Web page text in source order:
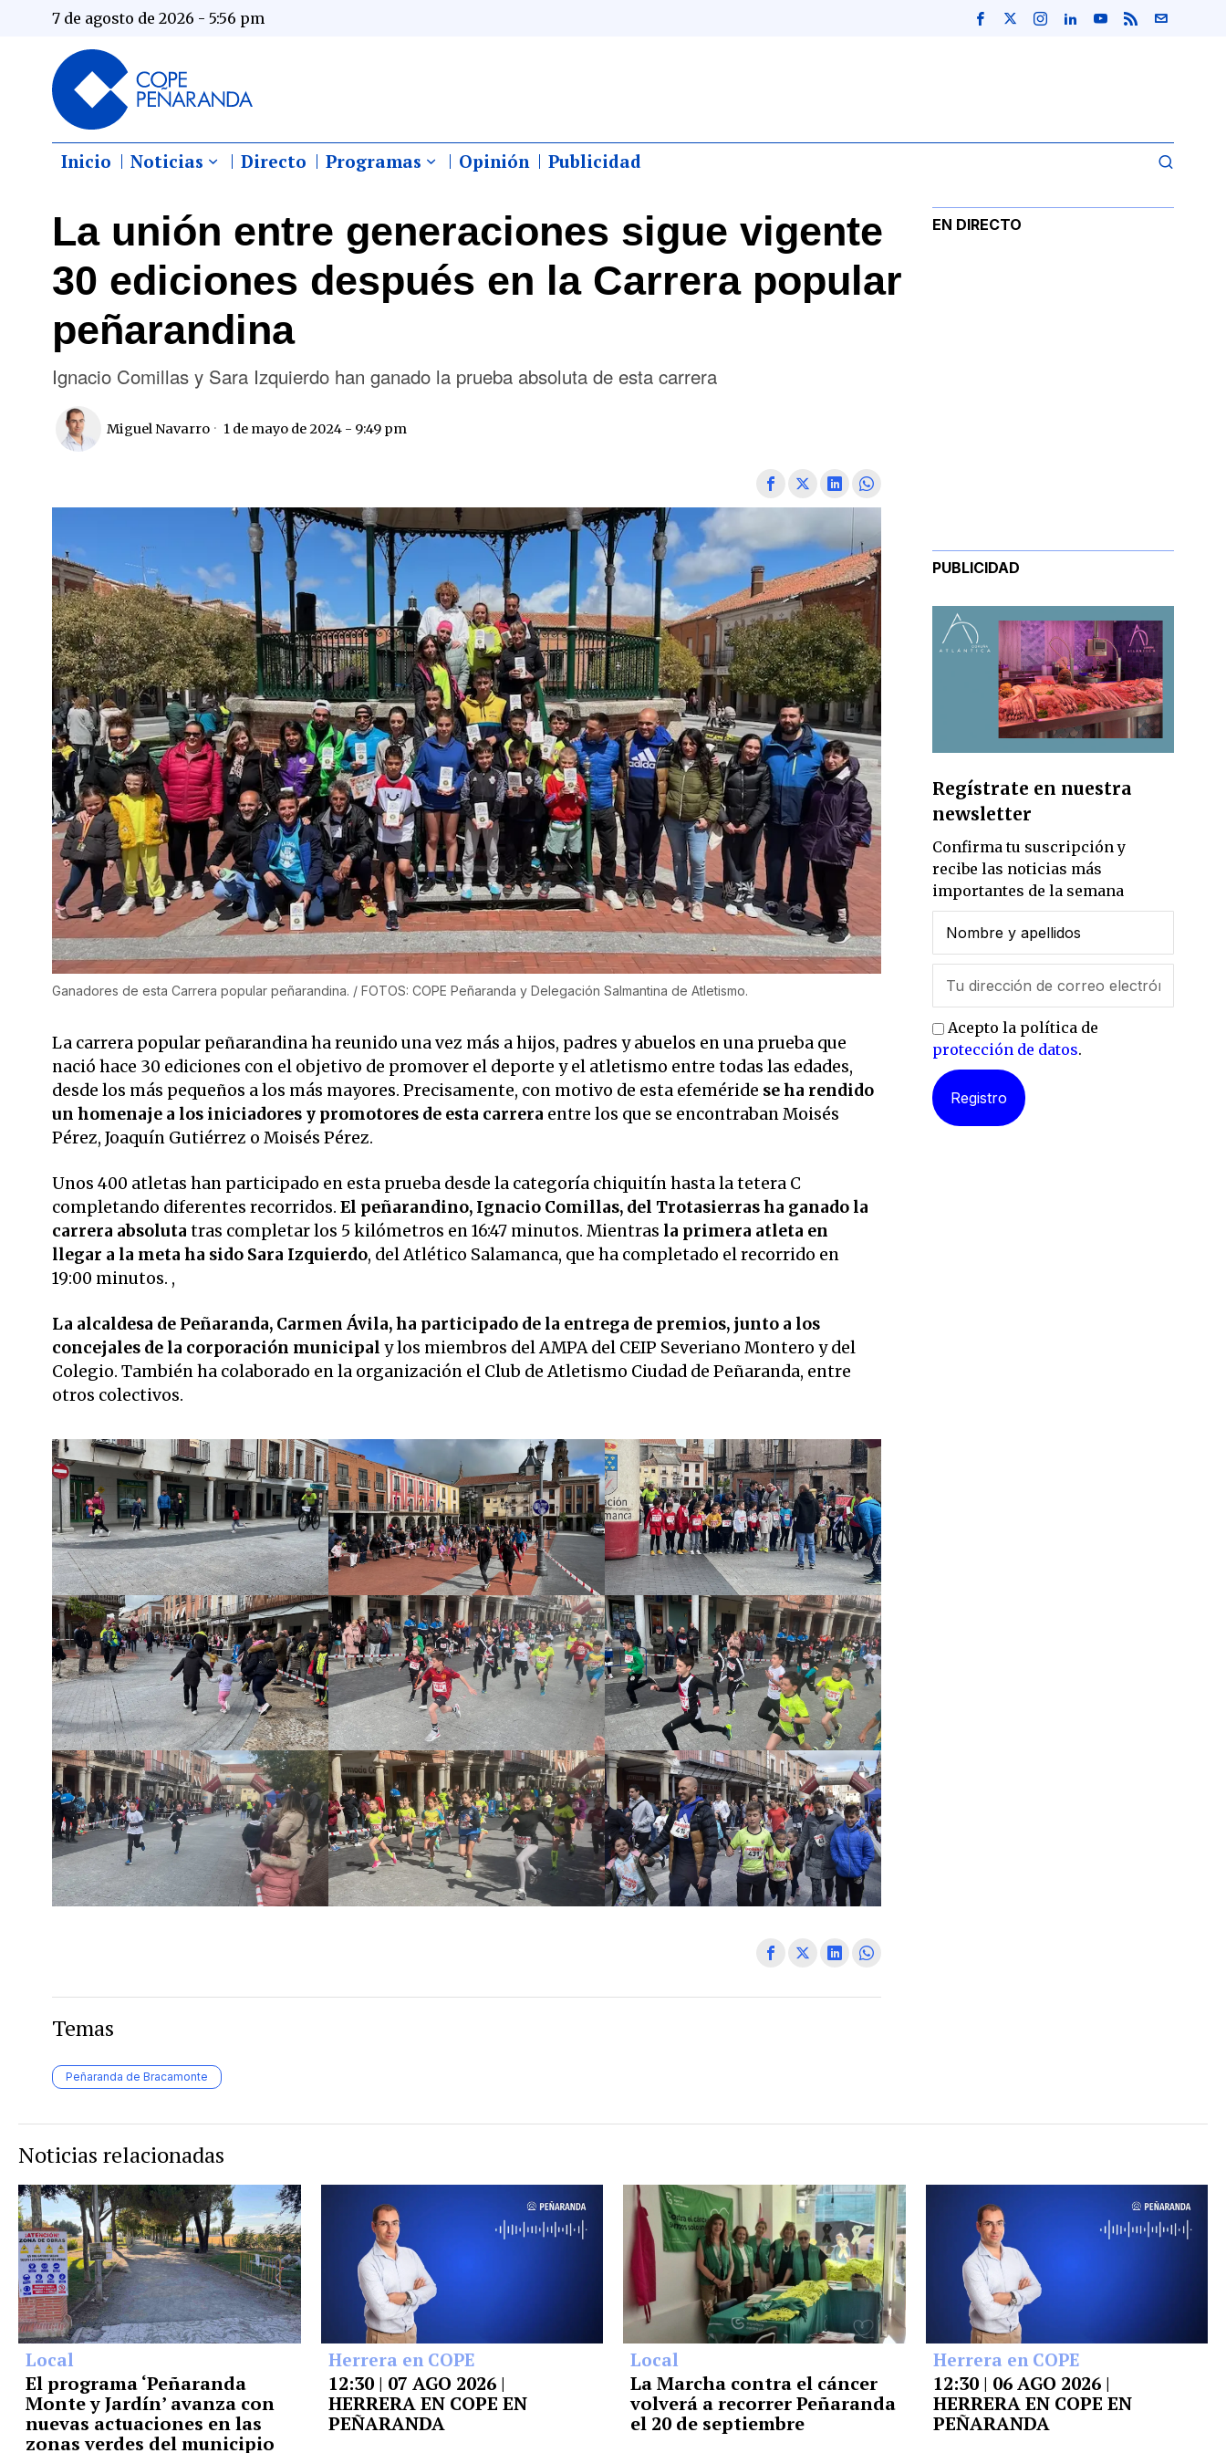
7 de agosto de 2026 - 5:56 pm
Inicio Noticias Directo Programas Opinión Publicidad
La unión entre generaciones sigue vigente
30 ediciones después en la Carrera popular
peñarandina
Ignacio Comillas y Sara Izquierdo han ganado la prueba absoluta de esta carrera
Miguel Navarro 1 de mayo de 2024 - 9:49 pm
Ganadores de esta Carrera popular peñarandina. / FOTOS: COPE Peñaranda y Delegación Salmantina de Atletismo.
La carrera popular peñarandina ha reunido una vez más a hijos, padres y abuelos en una prueba que
nació hace 30 ediciones con el objetivo de promover el deporte y el atletismo entre todas las edades,
desde los más pequeños a los más mayores. Precisamente, con motivo de esta efeméride se ha rendido
un homenaje a los iniciadores y promotores de esta carrera entre los que se encontraban Moisés
Pérez, Joaquín Gutiérrez o Moisés Pérez.
Unos 400 atletas han participado en esta prueba desde la categoría chiquitín hasta la tetera C
completando diferentes recorridos. El peñarandino, Ignacio Comillas, del Trotasierras ha ganado la
carrera absoluta tras completar los 5 kilómetros en 16:47 minutos. Mientras la primera atleta en
llegar a la meta ha sido Sara Izquierdo, del Atlético Salamanca, que ha completado el recorrido en
19:00 minutos. ,
La alcaldesa de Peñaranda, Carmen Ávila, ha participado de la entrega de premios, junto a los
concejales de la corporación municipal y los miembros del AMPA del CEIP Severiano Montero y del
Colegio. También ha colaborado en la organización el Club de Atletismo Ciudad de Peñaranda, entre
otros colectivos.
Temas
Peñaranda de Bracamonte
EN DIRECTO
PUBLICIDAD
Regístrate en nuestra
newsletter
Confirma tu suscripción y
recibe las noticias más
importantes de la semana
Acepto la política de
protección de datos.
Noticias relacionadas
Local
El programa ‘Peñaranda
Monte y Jardín’ avanza con
nuevas actuaciones en las
zonas verdes del municipio
Herrera en COPE
12:30 | 07 AGO 2026 |
HERRERA EN COPE EN
PEÑARANDA
Local
La Marcha contra el cáncer
volverá a recorrer Peñaranda
el 20 de septiembre
Herrera en COPE
12:30 | 06 AGO 2026 |
HERRERA EN COPE EN
PEÑARANDA